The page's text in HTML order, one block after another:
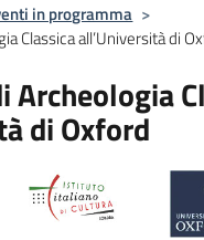
in programma >
Classica all’Università di
Archeologia
di Oxford